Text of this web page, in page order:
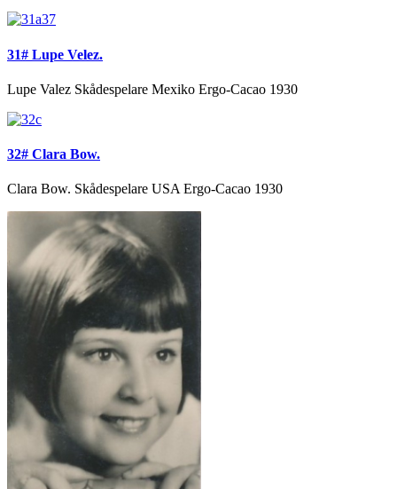
31# Lupe Velez.
Lupe Valez Skådespelare Mexiko Ergo-Cacao 1930
32# Clara Bow.
Clara Bow. Skådespelare USA Ergo-Cacao 1930